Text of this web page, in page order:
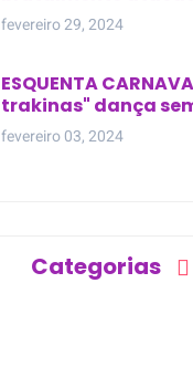
golpes de facão em
fevereiro 29, 2024
ESQUENTA
trakinas" dança
meio da rua na Bahia
fevereiro 03, 2024
Categorias